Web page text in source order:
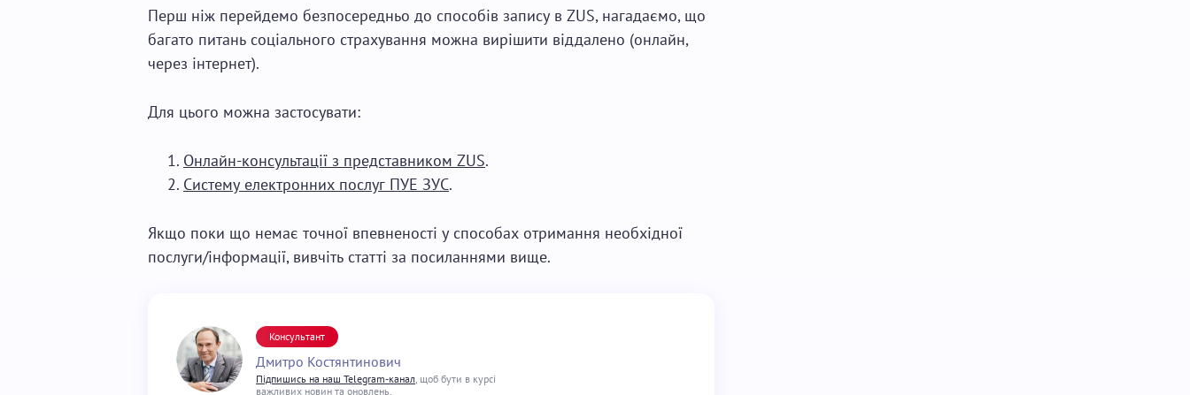
Перш ніж перейдемо безпосередньо до способів запису в ZUS, нагадаємо, що
багато питань соціального страхування можна вирішити віддалено (онлайн,
через інтернет).
Для цього можна застосувати:
Онлайн-консультації з представником ZUS.
Систему електронних послуг ПУЕ ЗУС.
Якщо поки що немає точної впевненості у способах отримання необхідної
послуги/інформації, вивчіть статті за посиланнями вище.
Консультант
Дмитро Костянтинович
Підпишись на наш Telegram-канал, щоб бути в курсі
важливих новин та оновлень.